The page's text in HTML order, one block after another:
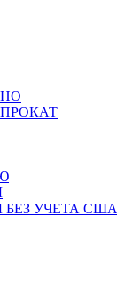
УЧЕТА США